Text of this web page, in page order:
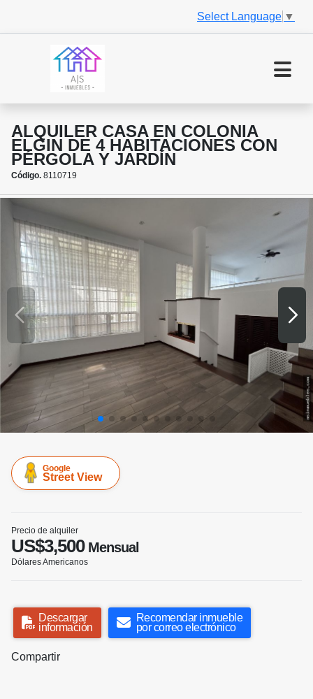
Select Language ▼
ALQUILER CASA EN COLONIA
ELGIN DE 4 HABITACIONES CON
PÉRGOLA Y JARDÍN
Código. 8110719
Google
Street View
Precio de alquiler
US$3,500Mensual
Dólares Americanos
Descargar
información
Recomendar inmueble
por correo electrónico
Compartir